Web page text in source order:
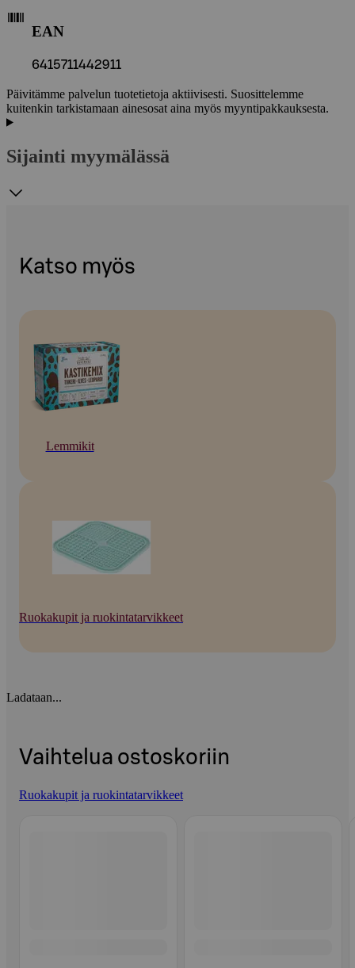
EAN
6415711442911
Päivitämme palvelun tuotetietoja aktiivisesti. Suosittelemme
kuitenkin tarkistamaan ainesosat aina myös myyntipakkauksesta.
Sijainti myymälässä
Katso myös
Lemmikit
Ruokakupit ja ruokintatarvikkeet
Ladataan...
Vaihtelua ostoskoriin
Ruokakupit ja ruokintatarvikkeet